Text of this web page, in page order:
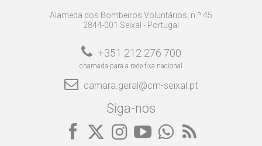
Alameda dos Bombeiros Voluntários, n.º 45
2844-001 Seixal - Portugal
+351 212 276 700
chamada para a rede fixa nacional
camara.geral@cm-seixal.pt
Siga-nos